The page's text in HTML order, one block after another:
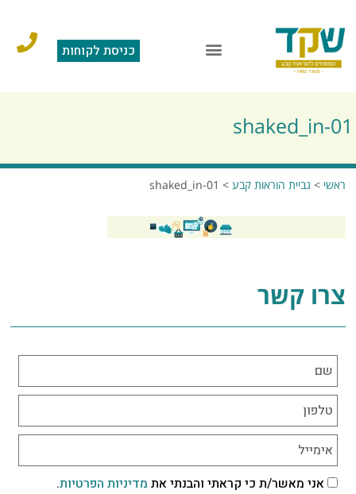
כניסת לקוחות
shaked_in-01
ראשי > גביית הוראות קבע >
shaked_in-01
צרו קשר
אני מאשר/ת כי קראתי והבנתי את מדיניות הפרטיות.